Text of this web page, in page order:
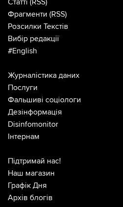
Статті (RSS)
Фрагменти (RSS)
Розсилки Текстів
Вибір редакції
#English
Журналістика даних
Послуги
Фальшиві соціологи
Дезінформація
Disinfomonitor
Інтернам
Підтримай нас!
Наш магазин
Графік Дня
Архів блогів